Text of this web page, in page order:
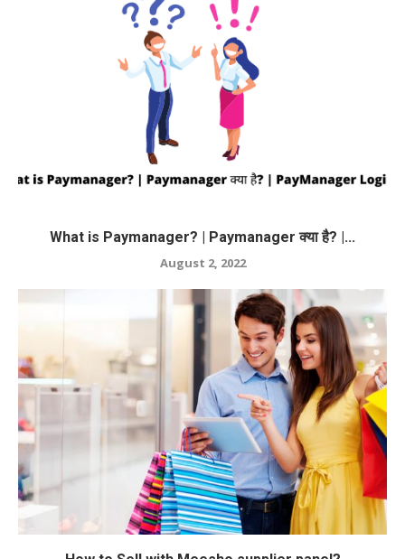
What is Paymanager? | Paymanager क्या है? |...
August 2, 2022